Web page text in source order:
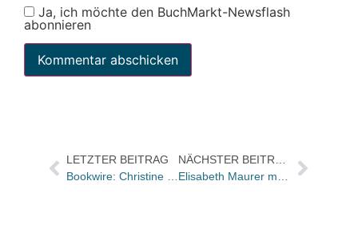
Ja, ich möchte den BuchMarkt-Newsflash
abonnieren
LETZTER BEITRAG